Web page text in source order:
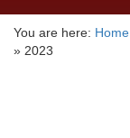
You are here: Home
» 2023